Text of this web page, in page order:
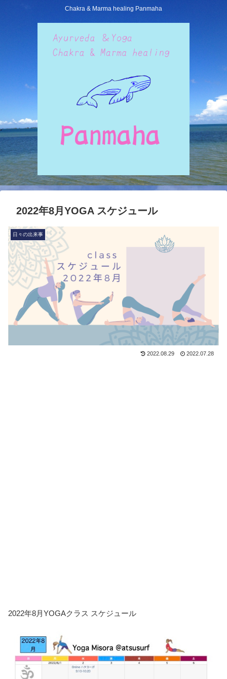
Chakra & Marma healing Panmaha
2022年8月YOGA スケジュール
日々の出来事
2022.08.29 2022.07.28
2022年8月YOGAクラス スケジュール